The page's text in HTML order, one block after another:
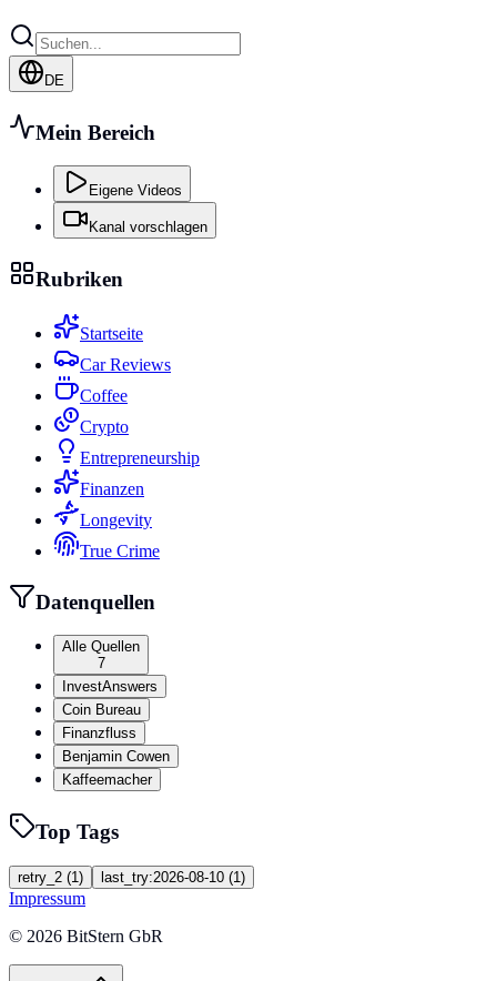
DE
Mein Bereich
Eigene Videos
Kanal vorschlagen
Rubriken
Startseite
Car Reviews
Coffee
Crypto
Entrepreneurship
Finanzen
Longevity
True Crime
Datenquellen
Alle Quellen
7
InvestAnswers
Coin Bureau
Finanzfluss
Benjamin Cowen
Kaffeemacher
Top Tags
retry_2 (1 ) last_try:2026-08-10 (1 )
Impressum
© 2026 BitStern GbR